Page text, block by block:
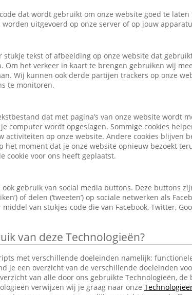
dat wordt gebruikt om onze website goed te
uitgevoerd op onze server of op jouw
stukje tekst of afbeelding op onze website dat
Om het verkeer in kaart te brengen gebruiken wij
Wij kunnen ook derde partijen trackers op onze
te monitoren.
dat met pagina’s van onze website wordt
computer wordt opgeslagen. Sommige cookies
activiteiten op onze website. Andere cookies blijven
het moment dat je onze website opnieuw bezoekt
cookie voor ons heeft geplaatst.
ook gebruik van social media buttons. Deze buttons
of delen (‘tweeten’) op sociale netwerken als
van stukjes code die van Facebook, Twitter,
van deze Technologieën?
met verschillende doeleinden namelijk:
je een overzicht van de verschillende doeleinden
van alle door ons gebruikte Technologieën,
verwijzen wij je graag naar onze